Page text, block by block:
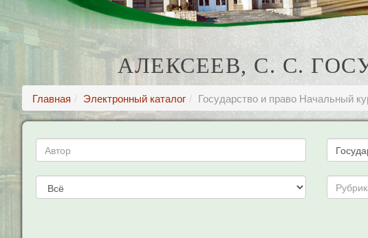
АЛЕКСЕЕВ, С. С.
Главная Электронный каталог Государство и право Начальный